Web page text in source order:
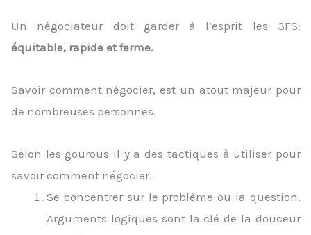
Un négociateur doit garder à l’esprit les 3FS:
équitable, rapide et ferme.
Savoir comment négocier, est un atout majeur pour
de nombreuses personnes.
Selon les gourous il y a des tactiques à utiliser pour
savoir comment négocier.
Se concentrer sur le problème ou la question.
Arguments logiques sont la clé de la douceur